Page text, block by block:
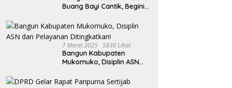
Buang Bayi Cantik, Begini
7 Maret 2025 5830 Lihat
Bangun Kabupaten
Mukomuko, Disiplin ASN
Ditingkatkan!